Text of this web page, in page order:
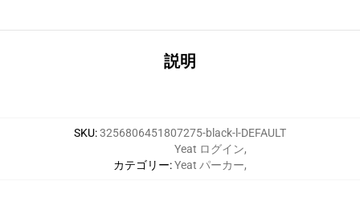
説明
SKU:3256806451807275-black-l-DEFAULT
カテゴリー:
Yeat ログイン,
Yeat パーカー,